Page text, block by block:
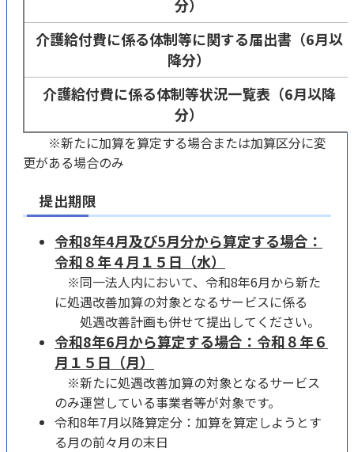
分）
介護給付費に係る体制等に関する届出書（6月以
降分）
介護給付費に係る体制等状況一覧表（6月以降
分）
※新たに加算を算定する場合または加算区分に変
更がある場合のみ
提出期限
令和8年4月及び5月分から算定する場合：
令和８年４月１５日（水）
※同一法人内において、令和8年6月から新た
に処遇改善加算の対象となるサービスに係る
処遇改善計画も併せて提出してください。
令和8年6月から算定する場合：令和８年６
月１５日（月）
※新たに処遇改善加算の対象となるサービス
のみ運営している事業者等が対象です。
令和8年7月以降算定分：加算を算定しようとす
る月の前々月の末日